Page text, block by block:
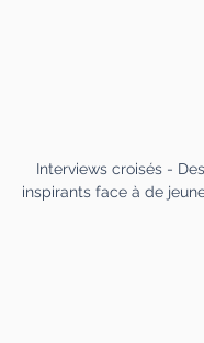
Interviews croisés -
inspirants face à de